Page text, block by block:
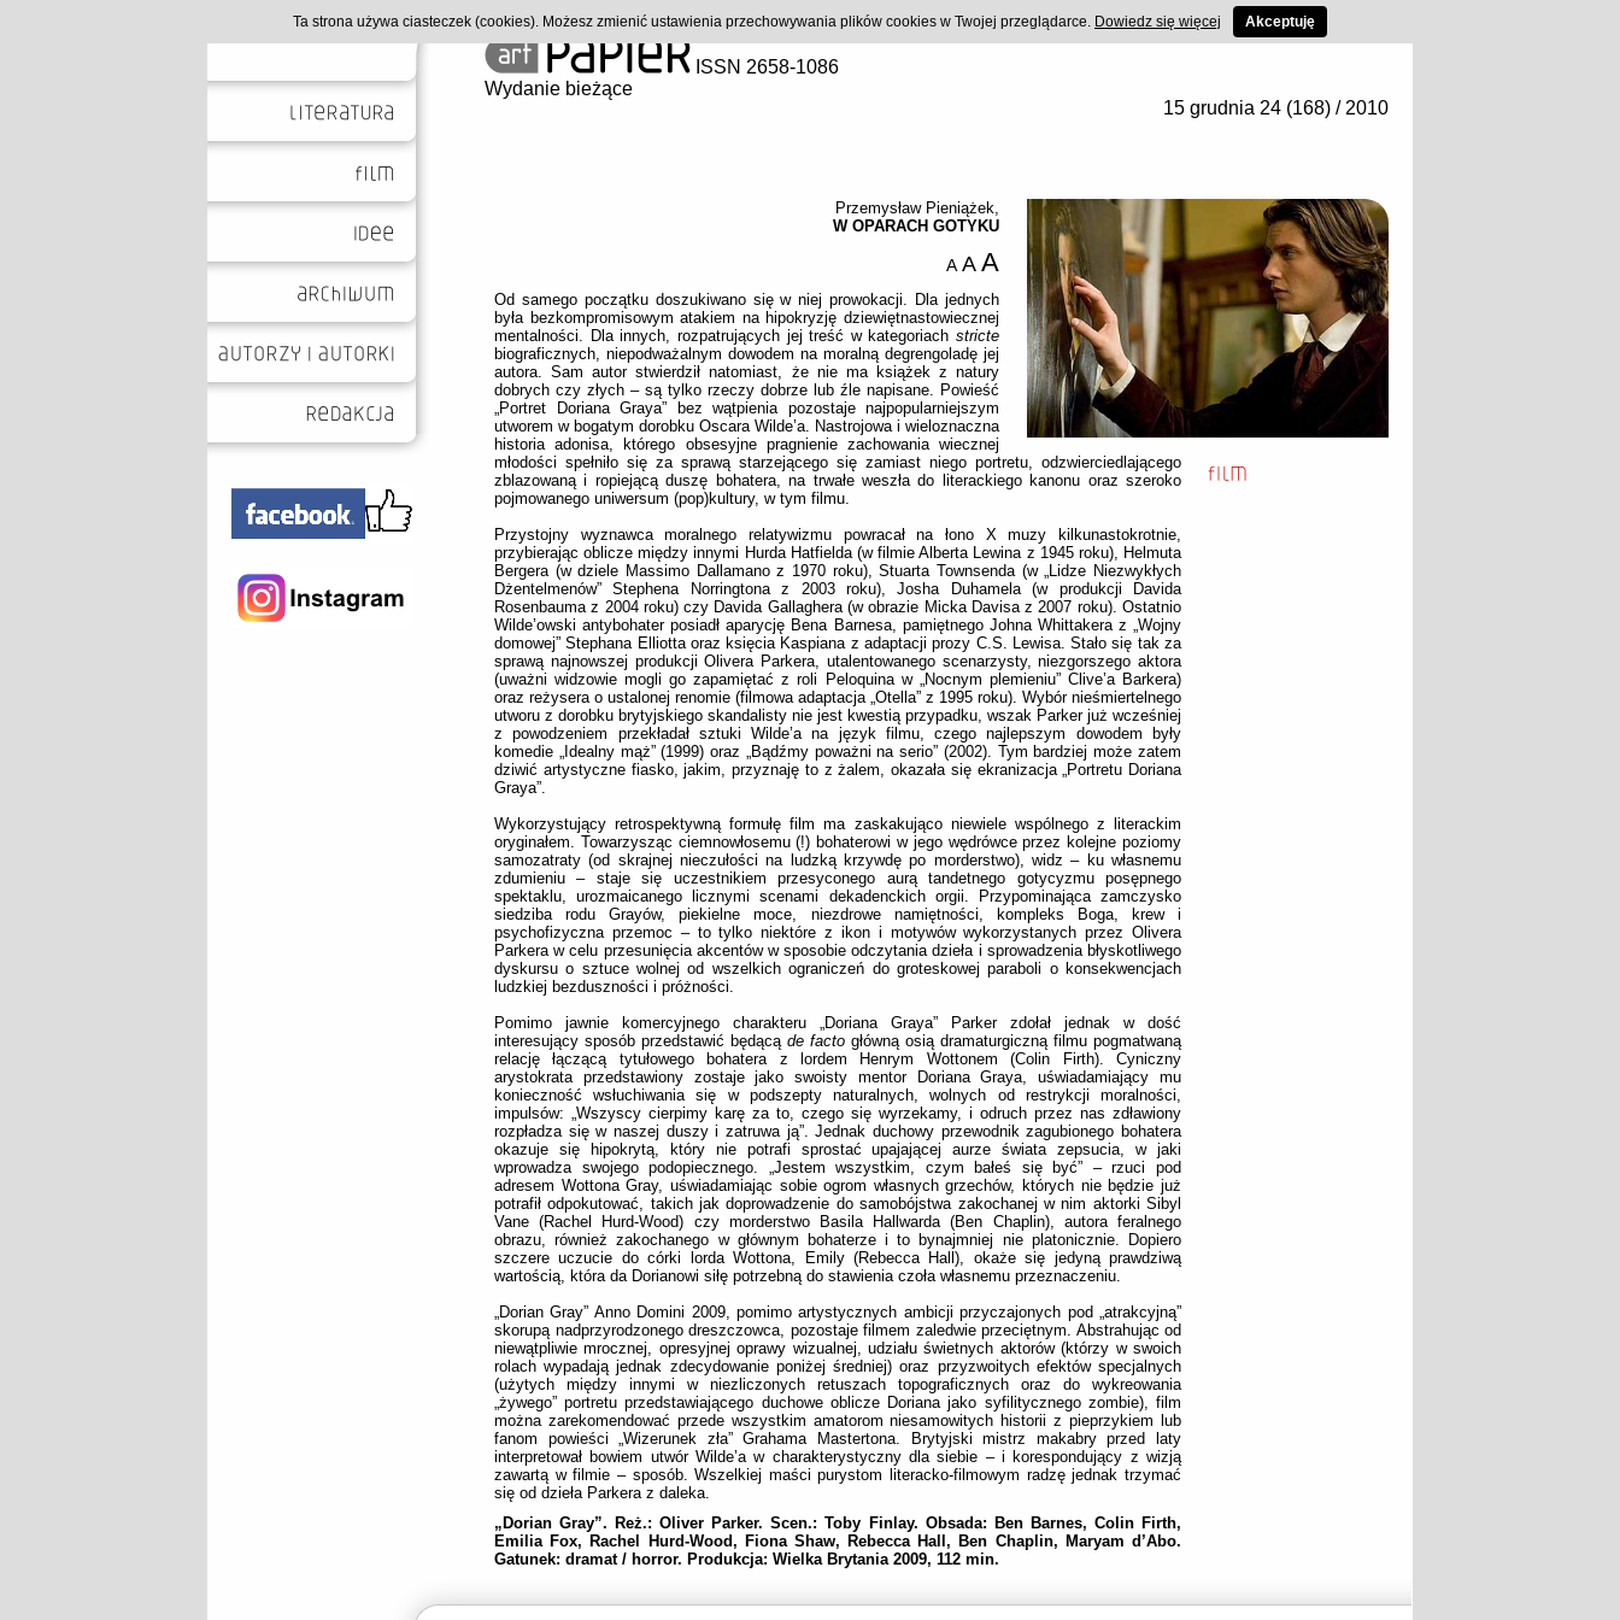
ISSN 2658-1086
Wydanie bieżące
15 grudnia 24 (168) / 2010
Przemysław Pieniążek,
W OPARACH GOTYKU
A A A
Od samego początku doszukiwano się w niej prowokacji. Dla jednych
była bezkompromisowym atakiem na hipokryzję dziewiętnastowiecznej
mentalności. Dla innych, rozpatrujących jej treść w kategoriach stricte
biograficznych, niepodważalnym dowodem na moralną degrengoladę jej
autora. Sam autor stwierdził natomiast, że nie ma książek z natury
dobrych czy złych – są tylko rzeczy dobrze lub źle napisane. Powieść
„Portret Doriana Graya” bez wątpienia pozostaje najpopularniejszym
utworem w bogatym dorobku Oscara Wilde’a. Nastrojowa i wieloznaczna
historia adonisa, którego obsesyjne pragnienie zachowania wiecznej
młodości spełniło się za sprawą starzejącego się zamiast niego portretu, odzwierciedlającego
zblazowaną i ropiejącą duszę bohatera, na trwałe weszła do literackiego kanonu oraz szeroko
pojmowanego uniwersum (pop)kultury, w tym filmu.
Przystojny wyznawca moralnego relatywizmu powracał na łono X muzy kilkunastokrotnie,
przybierając oblicze między innymi Hurda Hatfielda (w filmie Alberta Lewina z 1945 roku), Helmuta
Bergera (w dziele Massimo Dallamano z 1970 roku), Stuarta Townsenda (w „Lidze Niezwykłych
Dżentelmenów” Stephena Norringtona z 2003 roku), Josha Duhamela (w produkcji Davida
Rosenbauma z 2004 roku) czy Davida Gallaghera (w obrazie Micka Davisa z 2007 roku). Ostatnio
Wilde’owski antybohater posiadł aparycję Bena Barnesa, pamiętnego Johna Whittakera z „Wojny
domowej” Stephana Elliotta oraz księcia Kaspiana z adaptacji prozy C.S. Lewisa. Stało się tak za
sprawą najnowszej produkcji Olivera Parkera, utalentowanego scenarzysty, niezgorszego aktora
(uważni widzowie mogli go zapamiętać z roli Peloquina w „Nocnym plemieniu” Clive’a Barkera)
oraz reżysera o ustalonej renomie (filmowa adaptacja „Otella” z 1995 roku). Wybór nieśmiertelnego
utworu z dorobku brytyjskiego skandalisty nie jest kwestią przypadku, wszak Parker już wcześniej
z powodzeniem przekładał sztuki Wilde’a na język filmu, czego najlepszym dowodem były
komedie „Idealny mąż” (1999) oraz „Bądźmy poważni na serio” (2002). Tym bardziej może zatem
dziwić artystyczne fiasko, jakim, przyznaję to z żalem, okazała się ekranizacja „Portretu Doriana
Graya”.
Wykorzystujący retrospektywną formułę film ma zaskakująco niewiele wspólnego z literackim
oryginałem. Towarzysząc ciemnowłosemu (!) bohaterowi w jego wędrówce przez kolejne poziomy
samozatraty (od skrajnej nieczułości na ludzką krzywdę po morderstwo), widz – ku własnemu
zdumieniu – staje się uczestnikiem przesyconego aurą tandetnego gotycyzmu posępnego
spektaklu, urozmaicanego licznymi scenami dekadenckich orgii. Przypominająca zamczysko
siedziba rodu Grayów, piekielne moce, niezdrowe namiętności, kompleks Boga, krew i
psychofizyczna przemoc – to tylko niektóre z ikon i motywów wykorzystanych przez Olivera
Parkera w celu przesunięcia akcentów w sposobie odczytania dzieła i sprowadzenia błyskotliwego
dyskursu o sztuce wolnej od wszelkich ograniczeń do groteskowej paraboli o konsekwencjach
ludzkiej bezduszności i próżności.
Pomimo jawnie komercyjnego charakteru „Doriana Graya” Parker zdołał jednak w dość
interesujący sposób przedstawić będącą de facto główną osią dramaturgiczną filmu pogmatwaną
relację łączącą tytułowego bohatera z lordem Henrym Wottonem (Colin Firth). Cyniczny
arystokrata przedstawiony zostaje jako swoisty mentor Doriana Graya, uświadamiający mu
konieczność wsłuchiwania się w podszepty naturalnych, wolnych od restrykcji moralności,
impulsów: „Wszyscy cierpimy karę za to, czego się wyrzekamy, i odruch przez nas zdławiony
rozpładza się w naszej duszy i zatruwa ją”. Jednak duchowy przewodnik zagubionego bohatera
okazuje się hipokrytą, który nie potrafi sprostać upajającej aurze świata zepsucia, w jaki
wprowadza swojego podopiecznego. „Jestem wszystkim, czym bałeś się być” – rzuci pod
adresem Wottona Gray, uświadamiając sobie ogrom własnych grzechów, których nie będzie już
potrafił odpokutować, takich jak doprowadzenie do samobójstwa zakochanej w nim aktorki Sibyl
Vane (Rachel Hurd-Wood) czy morderstwo Basila Hallwarda (Ben Chaplin), autora feralnego
obrazu, również zakochanego w głównym bohaterze i to bynajmniej nie platonicznie. Dopiero
szczere uczucie do córki lorda Wottona, Emily (Rebecca Hall), okaże się jedyną prawdziwą
wartością, która da Dorianowi siłę potrzebną do stawienia czoła własnemu przeznaczeniu.
„Dorian Gray” Anno Domini 2009, pomimo artystycznych ambicji przyczajonych pod „atrakcyjną”
skorupą nadprzyrodzonego dreszczowca, pozostaje filmem zaledwie przeciętnym. Abstrahując od
niewątpliwie mrocznej, opresyjnej oprawy wizualnej, udziału świetnych aktorów (którzy w swoich
rolach wypadają jednak zdecydowanie poniżej średniej) oraz przyzwoitych efektów specjalnych
(użytych między innymi w niezliczonych retuszach topograficznych oraz do wykreowania
„żywego” portretu przedstawiającego duchowe oblicze Doriana jako syfilitycznego zombie), film
można zarekomendować przede wszystkim amatorom niesamowitych historii z pieprzykiem lub
fanom powieści „Wizerunek zła” Grahama Mastertona. Brytyjski mistrz makabry przed laty
interpretował bowiem utwór Wilde’a w charakterystyczny dla siebie – i korespondujący z wizją
zawartą w filmie – sposób. Wszelkiej maści purystom literacko-filmowym radzę jednak trzymać
się od dzieła Parkera z daleka.
„Dorian Gray”. Reż.: Oliver Parker. Scen.: Toby Finlay. Obsada: Ben Barnes, Colin Firth,
Emilia Fox, Rachel Hurd-Wood, Fiona Shaw, Rebecca Hall, Ben Chaplin, Maryam d’Abo.
Gatunek: dramat / horror. Produkcja: Wielka Brytania 2009, 112 min.
Ta strona używa ciasteczek (cookies). Możesz zmienić ustawienia przechowywania plików cookies w Twojej przeglądarce. Dowiedz się więcej Akceptuję